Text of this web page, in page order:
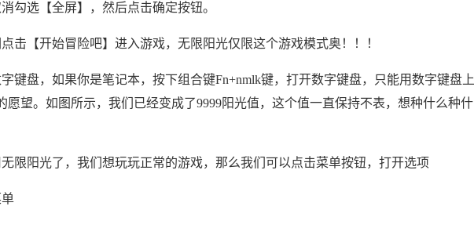
勾选【全屏】，然后点击确定按钮。
击【开始冒险吧】进入游戏，无限阳光仅限这个游戏模式奥！！！
键盘，如果你是笔记本，按下组合键Fn+nmlk键，打开数字键盘，只能用数字键盘上
愿望。如图所示，我们已经变成了9999阳光值，这个值一直保持不表，想种什么种什
限阳光了，我们想玩玩正常的游戏，那么我们可以点击菜单按钮，打开选项